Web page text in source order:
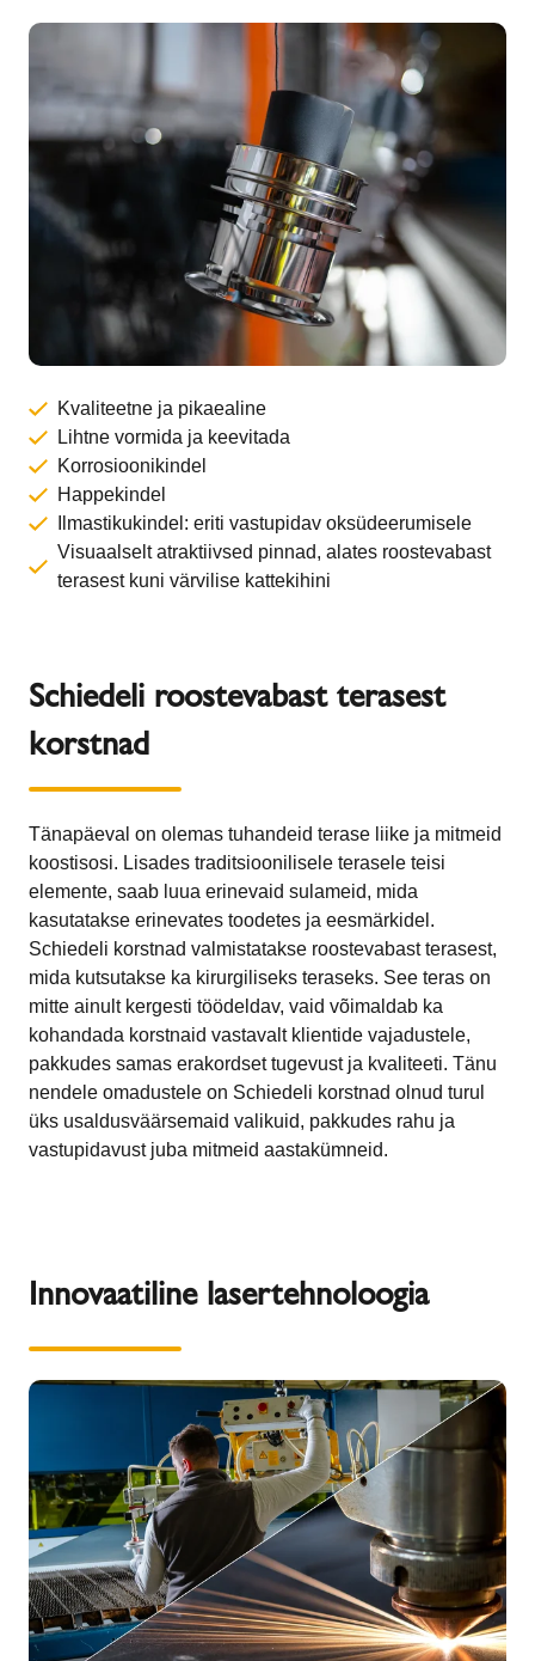
Kvaliteetne ja pikaealine
Lihtne vormida ja keevitada
Korrosioonikindel
Happekindel
Ilmastikukindel: eriti vastupidav oksüdeerumisele
Visuaalselt atraktiivsed pinnad, alates roostevabast
terasest kuni värvilise kattekihini
Schiedeli roostevabast terasest
korstnad
Tänapäeval on olemas tuhandeid terase liike ja mitmeid
koostisosi. Lisades traditsioonilisele terasele teisi
elemente, saab luua erinevaid sulameid, mida
kasutatakse erinevates toodetes ja eesmärkidel.
Schiedeli korstnad valmistatakse roostevabast terasest,
mida kutsutakse ka kirurgiliseks teraseks. See teras on
mitte ainult kergesti töödeldav, vaid võimaldab ka
kohandada korstnaid vastavalt klientide vajadustele,
pakkudes samas erakordset tugevust ja kvaliteeti. Tänu
nendele omadustele on Schiedeli korstnad olnud turul
üks usaldusväärsemaid valikuid, pakkudes rahu ja
vastupidavust juba mitmeid aastakümneid.
Innovaatiline lasertehnoloogia